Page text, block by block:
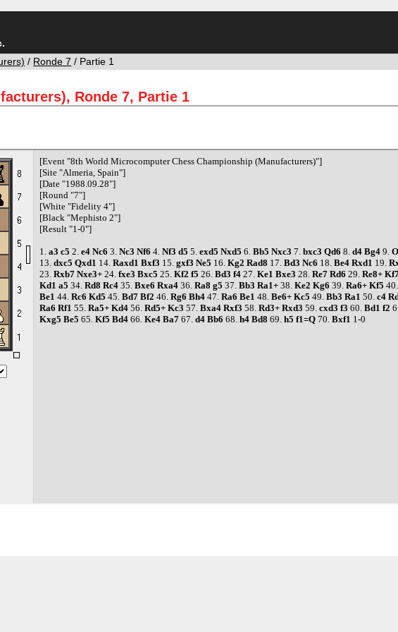
/ Ronde 7 / Partie 1
Ronde 7, Partie 1